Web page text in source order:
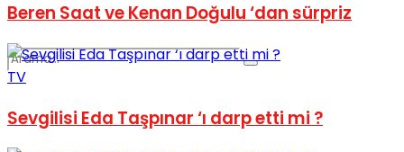
Beren Saat ve Kenan Doğulu ‘dan sürpriz
TV
Sevgilisi Eda Taşpınar ‘ı darp etti mi ?